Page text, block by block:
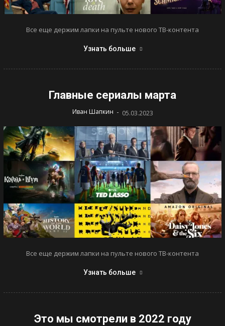
Все еще держим лапки на пульте нового ТВ-контента
Узнать больше
Главные сериалы марта
Иван Шапкин - 05.03.2023
Все еще держим лапки на пульте нового ТВ-контента
Узнать больше
Это мы смотрели в 2022 году